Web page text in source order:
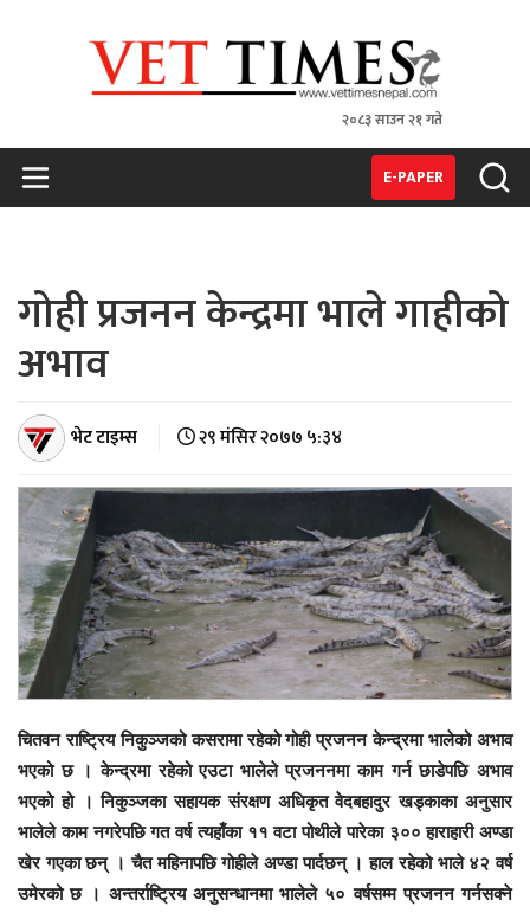
२०८३ साउन २१ गते
E-PAPER
गोही प्रजनन केन्द्रमा भाले गाहीको
अभाव
भेट टाइम्स २९ मंसिर २०७७ ५:३४
चितवन राष्ट्रिय निकुञ्जको कसरामा रहेको गोही प्रजनन केन्द्रमा भालेको अभाव
भएको छ । केन्द्रमा रहेको एउटा भालेले प्रजननमा काम गर्न छाडेपछि अभाव
भएको हो । निकुञ्जका सहायक संरक्षण अधिकृत वेदबहादुर खड्काका अनुसार
भालेले काम नगरेपछि गत वर्ष त्यहाँका ११ वटा पोथीले पारेका ३०० हाराहारी अण्डा
खेर गएका छन् । चैत महिनापछि गोहीले अण्डा पार्दछन् । हाल रहेको भाले ४२ वर्ष
उमेरको छ । अन्तर्राष्ट्रिय अनुसन्धानमा भालेले ५० वर्षसम्म प्रजनन गर्नसक्ने